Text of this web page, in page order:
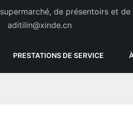
de présentoirs et de
aditilin@xinde.cn
PRESTATIONS DE SERVICE